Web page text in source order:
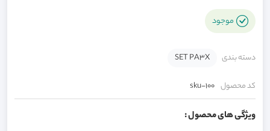
موجود
دسته بندی SET PA3X
کد محصول sku-100
ویژگی های محصول :